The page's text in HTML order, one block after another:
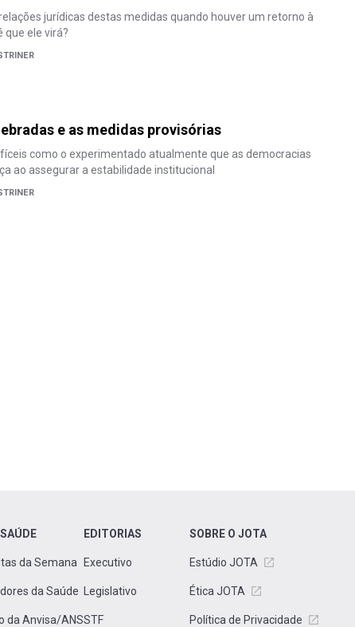
jurídicas destas medidas quando houver um retorno à
que ele virá?
e as medidas provisórias
como o experimentado atualmente que as democracias
ao assegurar a estabilidade institucional
da Semana
da Saúde
da Anvisa/ANS
EDITORIAS
Executivo
Legislativo
STF
SOBRE O JOTA
Estúdio JOTA
Ética JOTA
Política de Privacidade